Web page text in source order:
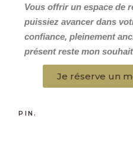
Vous offrir un espace de
puissiez avancer dans
confiance, pleinement
présent reste mon
Je réserve un
PIN.